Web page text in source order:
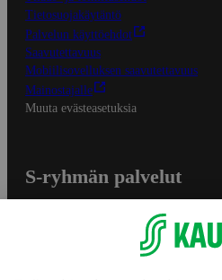
Tietosuojakäytäntö
Palvelun käyttöehdot
Saavutettavuus
Mobiilisovelluksen saavutettavuus
Mainostajalle
Muuta evästeasetuksia
S-ryhmän palvelut